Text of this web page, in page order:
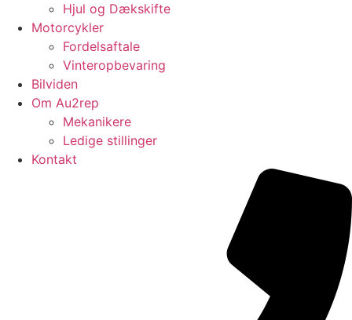
Hjul og Dækskifte
Motorcykler
Fordelsaftale
Vinteropbevaring
Bilviden
Om Au2rep
Mekanikere
Ledige stillinger
Kontakt